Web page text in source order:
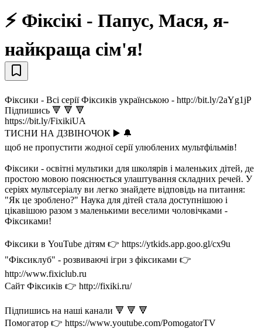
⚡ Фіксікі - Папус, Мася, я-
найкраща сім'я!
Фіксики - Всі серії Фіксиків українською - http://bit.ly/2aYg1jP
Підпишись 🔻 🔻 🔻
https://bit.ly/FixikiUA
ТИСНИ НА ДЗВІНОЧОК ▶️ 🔔
щоб не пропустити жодної серії улюблених мультфільмів!
Фіксики - освітні мультики для школярів і маленьких дітей, де
простою мовою пояснюється улаштування складних речей. У
серіях мультсеріалу ви легко знайдете відповідь на питання:
"Як це зроблено?" Наука для дітей стала доступнішою і
цікавішою разом з маленькими веселими чоловічками -
Фіксиками!
Фіксики в YouTube дітям 👉 https://ytkids.app.goo.gl/cx9u
"Фіксиклуб" - розвиваючі ігри з фіксиками 👉
http://www.fixiclub.ru
Сайт Фіксиків 👉 http://fixiki.ru/
Підпишись на наші канали 🔻 🔻 🔻
Помогатор 👉 https://www.youtube.com/PomogatorTV